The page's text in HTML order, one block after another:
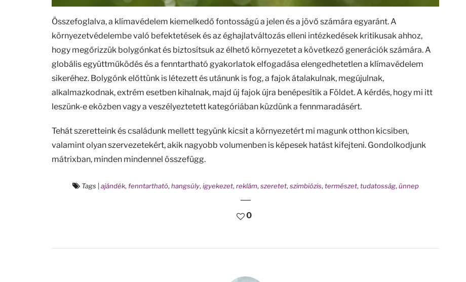
Összefoglalva, a klímavédelem kiemelkedő fontosságú a jelen és a jövő számára egyaránt. A
környezetvédelembe való befektetések és az éghajlatváltozás elleni intézkedések kritikusak ahhoz,
hogy megőrizzük bolygónkat és biztosítsuk az élhető környezetet a következő generációk számára. A
globális együttműködés és a fenntartható gyakorlatok elfogadása elengedhetetlen a klímavédelem
sikeréhez. Bolygónk előttünk is létezett és utánunk is fog, a fajok átalakulnak, megújulnak,
alkalmazkodnak, extrém esetben kihalnak, majd új fajok újra benépesítik a Földet. A kérdés, hogy mi itt
leszünk-e eközben vagy a veszélyeztetett kategóriában küzdünk a fennmaradásért.
Tehát szeretteink és családunk mellett tegyünk kicsit a környezetért mi magunk otthon kicsiben,
valamint olyan szervezetekért, akik nagyobb volumenben is képesek hatást kifejteni. Gondolkodjunk
mátrixban, minden mindennel összefügg.
Tags ajándék, fenntartható, hangsúly, igyekezet, reklám, szeretet, szimbiózis, természet, tudatosság, ünnep
0